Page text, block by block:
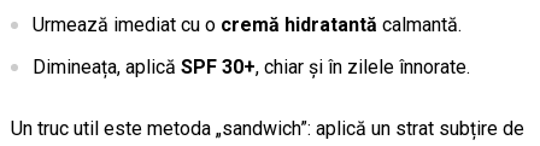
Urmează imediat cu o cremă hidratantă calmantă.
Dimineața, aplică SPF 30+, chiar și în zilele înnorate.
Un truc util este metoda „sandwich”: aplică un strat subțire de